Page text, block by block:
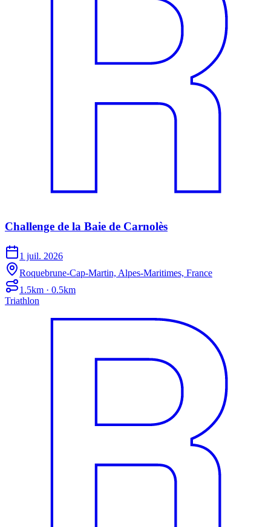
Challenge de la Baie de Carnolès
1 juil. 2026
Roquebrune-Cap-Martin, Alpes-Maritimes, France
1.5km · 0.5km
Triathlon